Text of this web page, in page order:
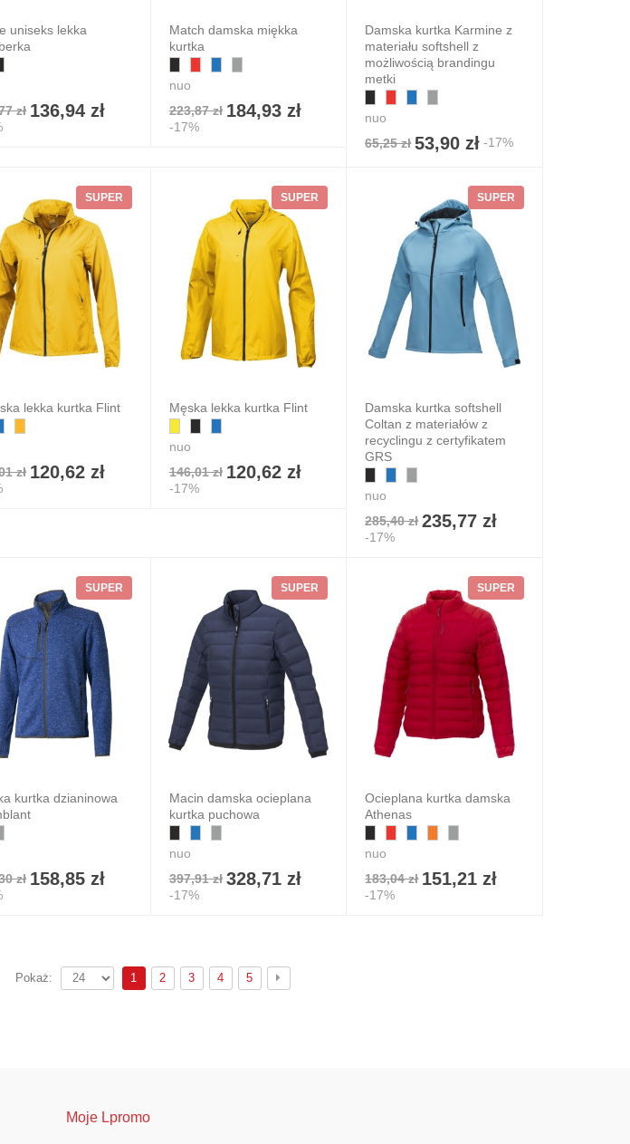
uniseks lekka
zł 136,94 zł
Match damska miękka
kurtka
nuo
223,87 zł 184,93 zł
-17%
Damska kurtka Karmine z
materiału softshell z
możliwością brandingu
metki
nuo
65,25 zł 53,90 zł -17%
SUPER
lekka kurtka Flint
zł 120,62 zł
SUPER
Męska lekka kurtka Flint
nuo
146,01 zł 120,62 zł
-17%
SUPER
Damska kurtka softshell
Coltan z materiałów z
recyclingu z certyfikatem
GRS
nuo
285,40 zł 235,77 zł
-17%
SUPER
kurtka dzianinowa
zł 158,85 zł
SUPER
Macin damska ocieplana
kurtka puchowa
nuo
397,91 zł 328,71 zł
-17%
SUPER
Ocieplana kurtka damska
Athenas
nuo
183,04 zł 151,21 zł
-17%
1 2 3 4 5
Pokaż:
Moje Lpromo